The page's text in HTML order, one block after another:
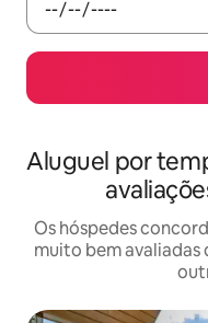
Aluguel por
Os hóspedes
muito bem avaliadas